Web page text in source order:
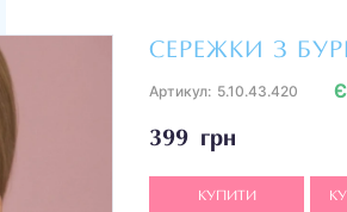
СЕРЕЖКИ З
Артикул: 5.10.43.420
399 грн
КУПИТИ